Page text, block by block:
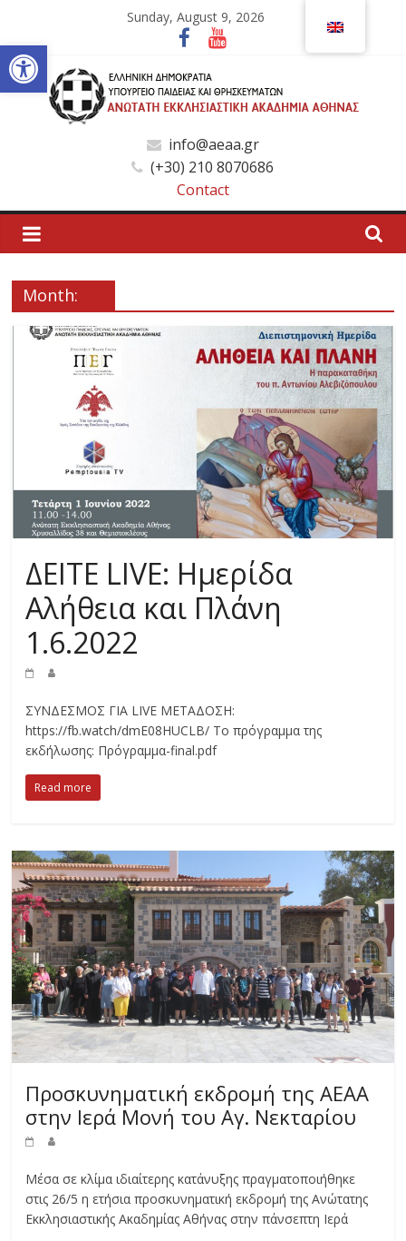
Open toolbar
content
Sunday, August 9, 2026
Ανώτατη
Εκκλησιαστική
Ακαδημία
Αθηνών
Ανώτατη
Εκκλησιαστική
Ακαδημία
info@aeaa.gr
(+30) 210 8070686
Contact
Month:
ΔΕΙΤΕ LIVE: Ημερίδα
Αλήθεια και Πλάνη
1.6.2022
ΣΥΝΔΕΣΜΟΣ ΓΙΑ LIVE ΜΕΤΑΔΟΣΗ:
https://fb.watch/dmE08HUCLB/ Το πρόγραμμα της
εκδήλωσης: Πρόγραμμα-final.pdf
Read more
Προσκυνηματική εκδρομή της ΑΕΑΑ
στην Ιερά Μονή του Αγ. Νεκταρίου
Μέσα σε κλίμα ιδιαίτερης κατάνυξης πραγματοποιήθηκε
στις 26/5 η ετήσια προσκυνηματική εκδρομή της Ανώτατης
Εκκλησιαστικής Ακαδημίας Αθήνας στην πάνσεπτη Ιερά